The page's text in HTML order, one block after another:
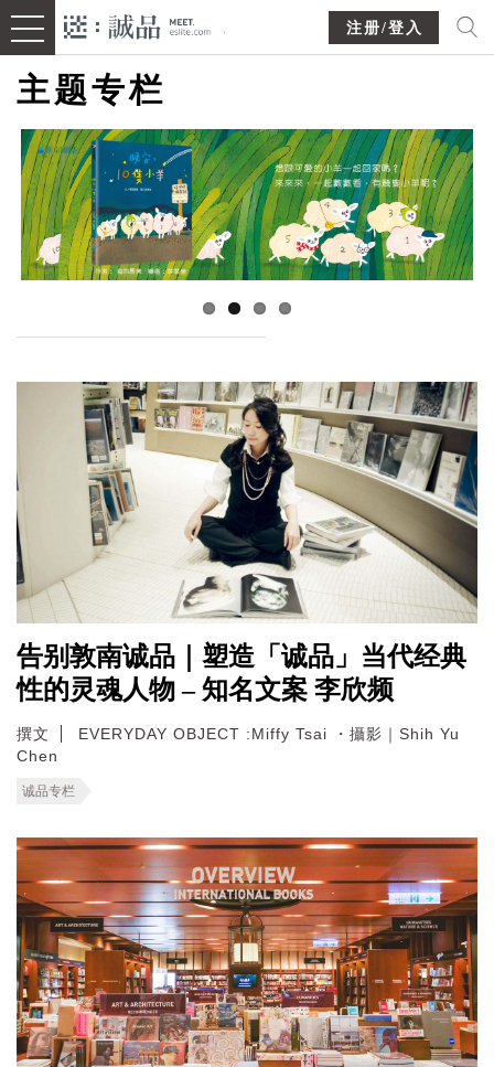
注册/登入
主题专栏
告别敦南诚品｜塑造「诚品」当代经典
性的灵魂人物 – 知名文案 李欣频
撰文
EVERYDAY OBJECT :Miffy Tsai ・攝影｜Shih Yu
Chen
诚品专栏